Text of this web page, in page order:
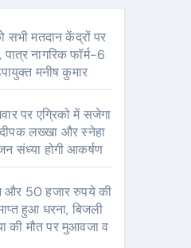
मतदान केंद्रों पर
पात्र नागरिक फॉर्म-6
मनीष कुमार
पर एग्रिको में सजेगा
लख्खा और स्नेहा
संध्या होगी आकर्षण
और 50 हजार रुपये की
हुआ धरना, बिजली
की मौत पर मुआवजा व